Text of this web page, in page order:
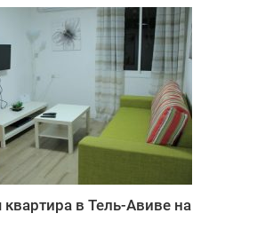
в Тель-Авиве на